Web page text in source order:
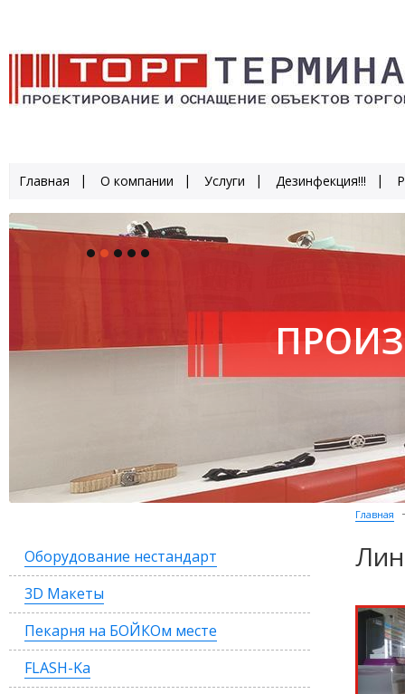
Главная О компании Услуги Дезинфекция!!!
Оборудование нестандарт
3D Макеты
Пекарня на БОЙКОм месте
FLASH-Ka
Главная